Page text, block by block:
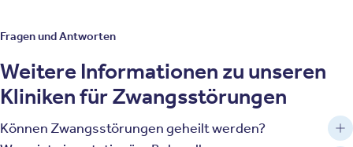
Fragen und Antworten
Weitere Informationen zu unseren
Kliniken für Zwangsstörungen
Können Zwangsstörungen geheilt werden?